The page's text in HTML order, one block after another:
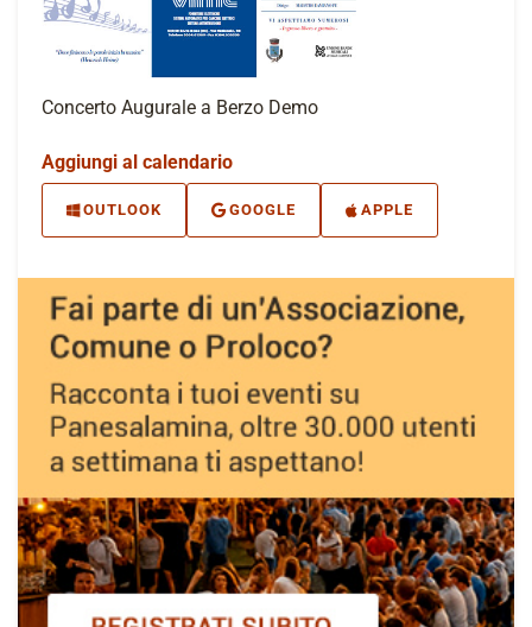
Concerto Augurale a Berzo Demo
Aggiungi al calendario
OUTLOOK GOOGLE APPLE